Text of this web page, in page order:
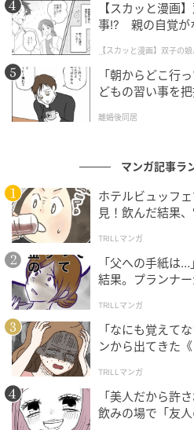
それにしても、こんなふうに
まさんは本当に素敵。だから
の謝罪の気持ちを一緒に抱け
ね…。
ブログ：ぐっちぃ（双子を授
※本記事は過去に配信した内
クリエイター情報
お絵描きの息抜きに
まれ一卵性双子女子
家族の日常漫画を描
の記事をもっとみる
【スカッと漫画
事!? 親の自覚が
【スカッと漫画】双子の
懲らしめた話
「朝からどこ行
どもの習い事を
離婚後同居
マンガ記事ラ
ホテルビュッフ
見！飲んだ結果
TRILLマンガ
「父への手紙は
結果。プランナ
TRILLマンガ
「なにも覚えて
ンから出てきた
TRILLマンガ
「美人だから許
飲みの場で「友